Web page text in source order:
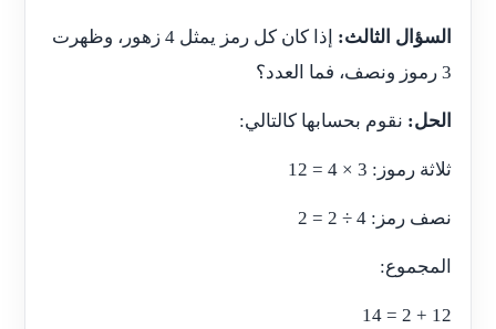
السؤال الثالث:
إذا كان كل رمز يمثل 4 زهور، وظهرت
3 رموز ونصف، فما العدد؟
الحل:نقوم بحسابها كالتالي:
ثلاثة رموز: 3 × 4 = 12
نصف رمز: 4 ÷ 2 = 2
المجموع:
12 + 2 = 14